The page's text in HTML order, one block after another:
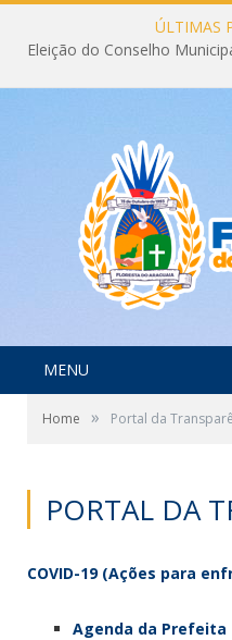
ÚLTIMAS
MENU
Home » Portal da
PORTAL DA
COVID-19 (Ações para
Agenda da Prefeita